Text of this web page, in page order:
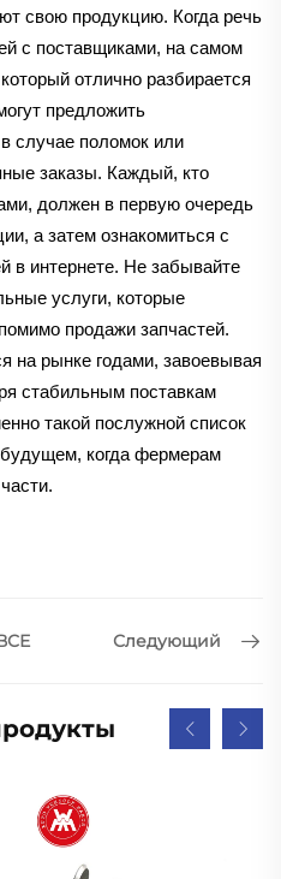
свою продукцию. Когда речь
с поставщиками, на самом
отлично разбирается
предложить
случае поломок или
заказы. Каждый, кто
должен в первую очередь
а затем ознакомиться с
в интернете. Не забывайте
услуги, которые
продажи запчастей.
на рынке годами, завоевывая
стабильным поставкам
такой послужной список
когда фермерам
Следующий